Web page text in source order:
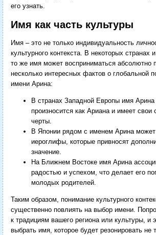
его узнать.
Имя как часть культуры
Имя – это не только индивидуальность
культурного контекста. В некоторых странах
то же имя может восприниматься абсолютно
несколько интересных фактов о глобальной
имени Арина:
В странах Западной Европы имя Арина
произносится как Ариана и имеет свои
черты.
В Японии рядом с именем Арина может
иероглифы, которые привносят
значение.
На Ближнем Востоке имя Арина
радостью и успехом, что делает его
молодых родителей.
Таким образом, понимание культурного
существенно повлиять на выбор имени.
к традициям вашего региона или культуры, и
выбрать имя, которое будет резонировать не